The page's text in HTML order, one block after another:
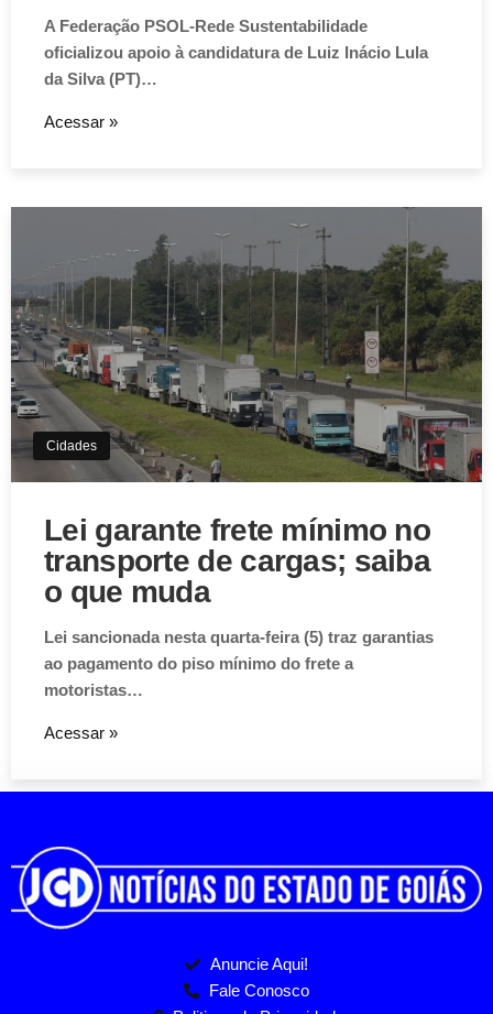
A Federação PSOL-Rede Sustentabilidade
oficializou apoio à candidatura de Luiz Inácio Lula
da Silva (PT)…
Acessar »
Cidades
Lei garante frete mínimo no
transporte de cargas; saiba
o que muda
Lei sancionada nesta quarta-feira (5) traz garantias
ao pagamento do piso mínimo do frete a
motoristas…
Acessar »
Anuncie Aqui!
Fale Conosco